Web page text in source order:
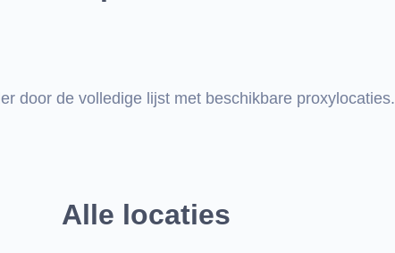
door de volledige lijst met beschikbare proxylocaties.
Alle locaties